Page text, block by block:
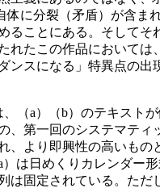
体に分裂（矛盾）が含ま
ることにある。そしてそ
れたこの作品においては
ンスになる」特異点の出
（a）（b）のテキスト
、第一回のシステマティ
、より即興性の高いもの
は日めくりカレンダー
は固定されている。ただ